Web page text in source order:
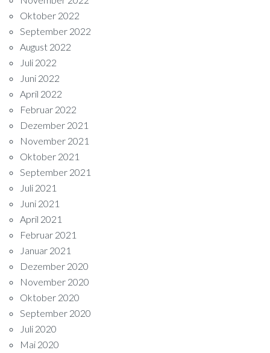
Oktober 2022
September 2022
August 2022
Juli 2022
Juni 2022
April 2022
Februar 2022
Dezember 2021
November 2021
Oktober 2021
September 2021
Juli 2021
Juni 2021
April 2021
Februar 2021
Januar 2021
Dezember 2020
November 2020
Oktober 2020
September 2020
Juli 2020
Mai 2020